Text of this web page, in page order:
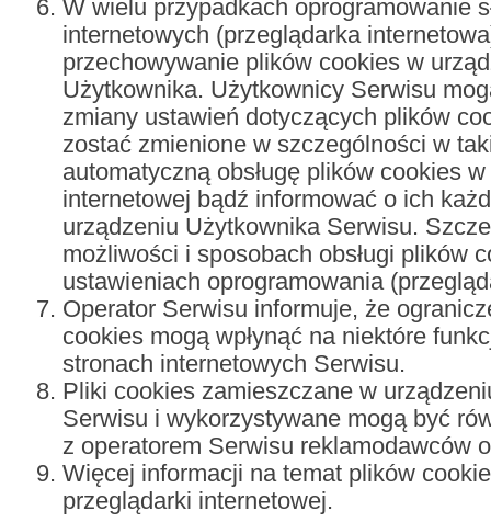
W wielu przypadkach oprogramowanie
internetowych (przeglądarka
przechowywanie plików cookies w
Użytkownika. Użytkownicy Serwisu
zmiany ustawień dotyczących plików
zostać zmienione w szczególności w
automatyczną obsługę plików cookies
internetowej bądź informować o ich
urządzeniu Użytkownika Serwisu.
możliwości i sposobach obsługi plików
ustawieniach oprogramowania
Operator Serwisu informuje, że
cookies mogą wpłynąć na niektóre
stronach internetowych Serwisu.
Pliki cookies zamieszczane w
Serwisu i wykorzystywane mogą być
z operatorem Serwisu reklamodawców
Więcej informacji na temat plików
przeglądarki internetowej.